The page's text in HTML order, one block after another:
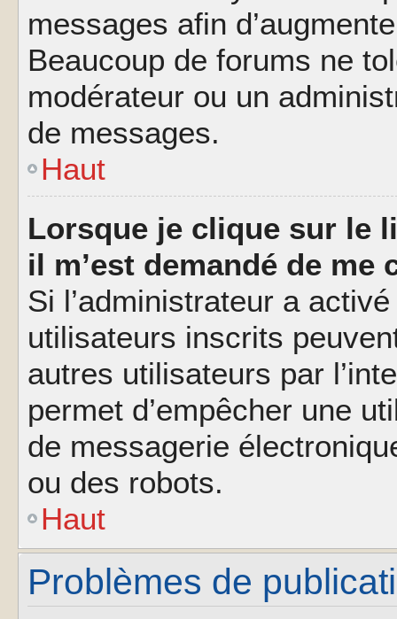
messages afin
Beaucoup de forums ne
modérateur ou un
de messages.
Haut
Lorsque je clique sur le
il m’est demandé de me
Si l’administrateur a
utilisateurs inscrits
autres utilisateurs par
permet d’empêcher une
de messagerie
ou des robots.
Haut
Problèmes de